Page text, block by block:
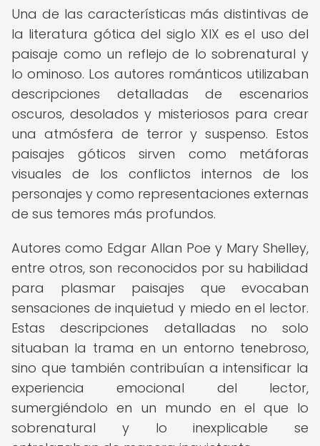
Una de las características más distintivas de
la literatura gótica del siglo XIX es el uso del
paisaje como un reflejo de lo sobrenatural y
lo ominoso. Los autores románticos utilizaban
descripciones detalladas de escenarios
oscuros, desolados y misteriosos para crear
una atmósfera de terror y suspenso. Estos
paisajes góticos sirven como metáforas
visuales de los conflictos internos de los
personajes y como representaciones externas
de sus temores más profundos.
Autores como Edgar Allan Poe y Mary Shelley,
entre otros, son reconocidos por su habilidad
para plasmar paisajes que evocaban
sensaciones de inquietud y miedo en el lector.
Estas descripciones detalladas no solo
situaban la trama en un entorno tenebroso,
sino que también contribuían a intensificar la
experiencia emocional del lector,
sumergiéndolo en un mundo en el que lo
sobrenatural y lo inexplicable se